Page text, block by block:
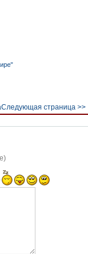
Следующая страница >>